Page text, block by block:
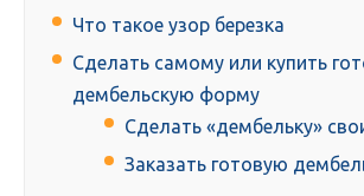
Что такое узор березка
Сделать самому или купить
дембельскую форму
Сделать «дембельку»
Заказать готовую